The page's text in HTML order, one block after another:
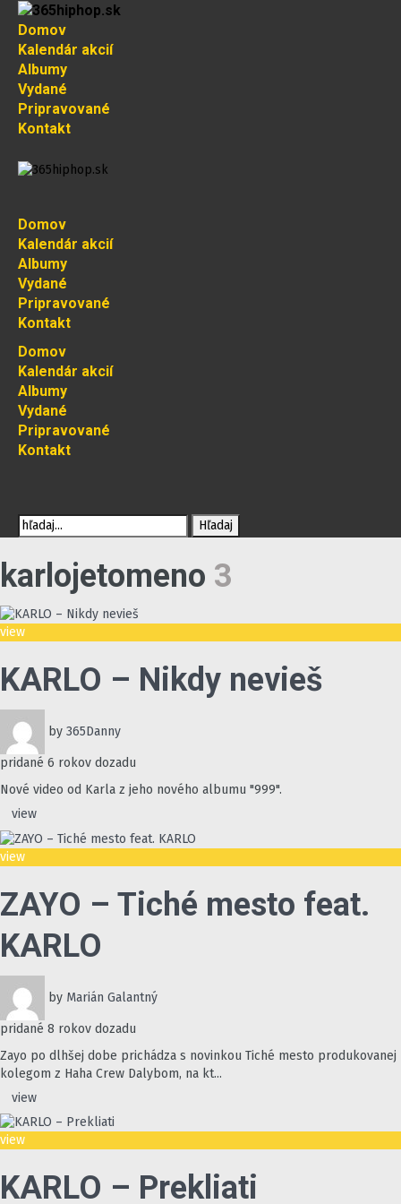
Domov
Kalendár akcií
Albumy
Vydané
Pripravované
Kontakt
Domov
Kalendár akcií
Albumy
Vydané
Pripravované
Kontakt
Domov
Kalendár akcií
Albumy
Vydané
Pripravované
Kontakt
karlojetomeno 3
view
KARLO – Nikdy nevieš
by 365Danny
pridané 6 rokov dozadu
Nové video od Karla z jeho nového albumu "999".
view
view
ZAYO – Tiché mesto feat.
KARLO
by Marián Galantný
pridané 8 rokov dozadu
Zayo po dlhšej dobe prichádza s novinkou Tiché mesto produkovanej
kolegom z Haha Crew Dalybom, na kt...
view
view
KARLO – Prekliati